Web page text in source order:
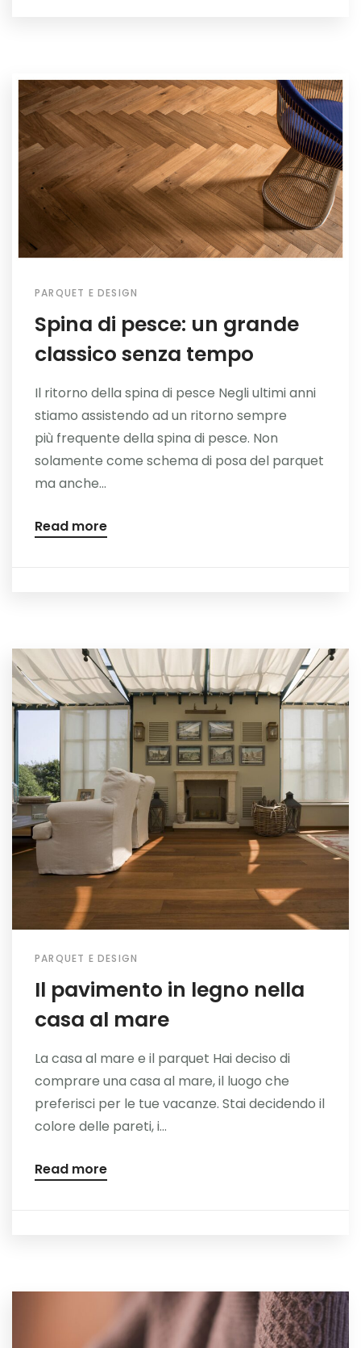
PARQUET E DESIGN
Spina di pesce: un grande
classico senza tempo
Il ritorno della spina di pesce Negli ultimi anni
stiamo assistendo ad un ritorno sempre
più frequente della spina di pesce. Non
solamente come schema di posa del parquet
ma anche...
Read more
PARQUET E DESIGN
Il pavimento in legno nella
casa al mare
La casa al mare e il parquet Hai deciso di
comprare una casa al mare, il luogo che
preferisci per le tue vacanze. Stai decidendo il
colore delle pareti, i...
Read more